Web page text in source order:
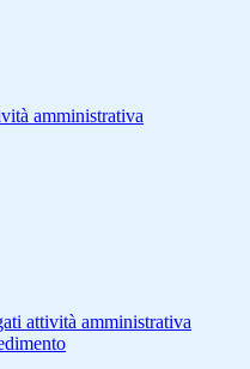
amministrativa
attività amministrativa